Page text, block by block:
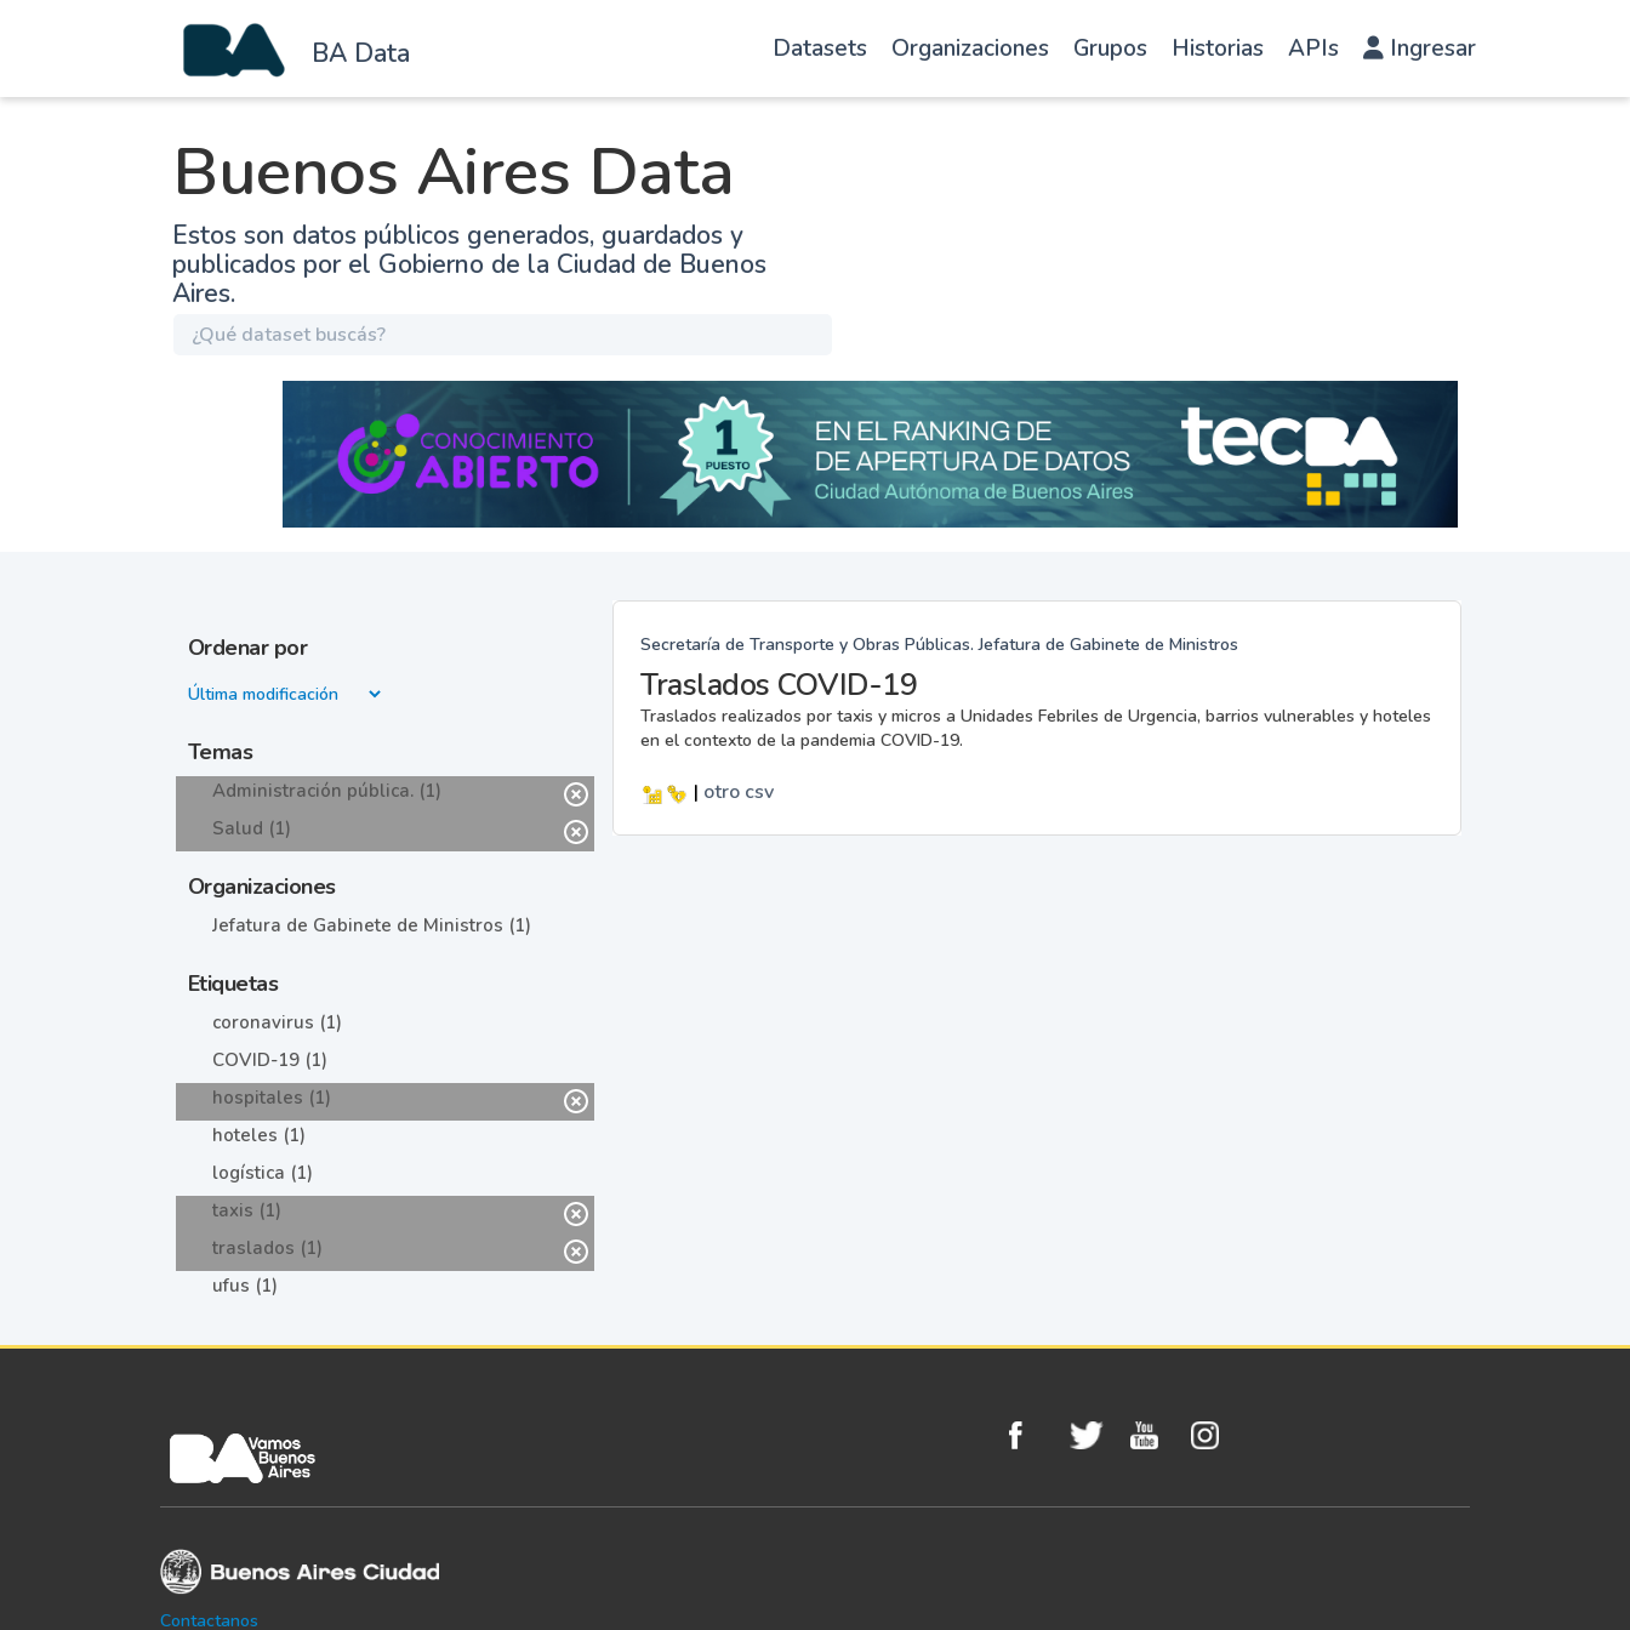
BA Data Datasets Organizaciones Grupos Historias APIs Ingresar
Buenos Aires Data
Estos son datos públicos generados, guardados y
publicados por el Gobierno de la Ciudad de Buenos
Aires.
Ordenar por
Temas
Administración pública. (1)
Salud (1)
Organizaciones
Jefatura de Gabinete de Ministros (1)
Etiquetas
coronavirus (1)
COVID-19 (1)
hospitales (1)
hoteles (1)
logística (1)
taxis (1)
traslados (1)
ufus (1)
Secretaría de Transporte y Obras Públicas. Jefatura de Gabinete de Ministros
Traslados COVID-19
Traslados realizados por taxis y micros a Unidades Febriles de Urgencia, barrios vulnerables y hoteles
en el contexto de la pandemia COVID-19.
| otro csv
Contactanos